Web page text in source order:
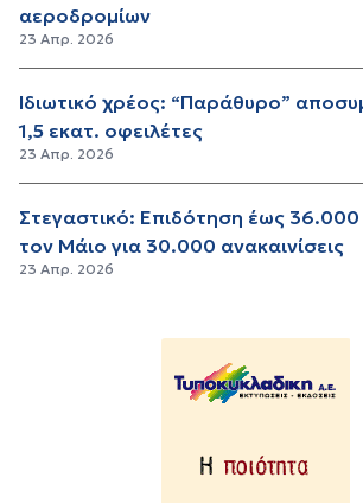
αεροδρομίων
23 Απρ. 2026
Ιδιωτικό χρέος: “Παράθυρο”
1,5 εκατ. οφειλέτες
23 Απρ. 2026
Στεγαστικό: Επιδότηση έως
τον Μάιο για 30.000 ανακαινίσεις
23 Απρ. 2026